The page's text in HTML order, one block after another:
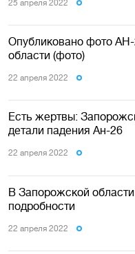
25 апреля 2022
Опубликовано фото
области (фото)
22 апреля 2022
Есть жертвы:
детали падения Ан-26
22 апреля 2022
В Запорожской
подробности
22 апреля 2022